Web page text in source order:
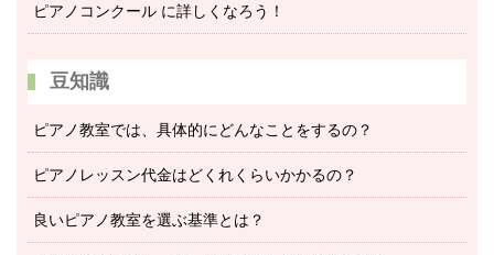
ピアノコンクール に詳しくなろう！
豆知識
ピアノ教室では、具体的にどんなことをするの？
ピアノレッスン代金はどくれくらいかかるの？
良いピアノ教室を選ぶ基準とは？